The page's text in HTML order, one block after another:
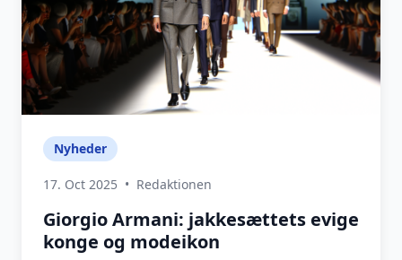
Nyheder
17. Oct 2025 • Redaktionen
Giorgio Armani: jakkesættets evige
konge og modeikon